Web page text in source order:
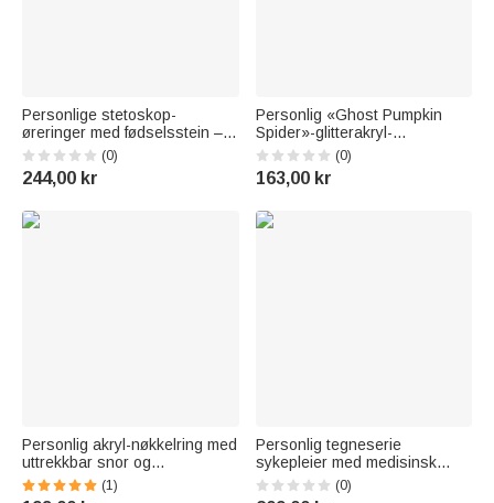
Personlige stetoskop-
øreringer med fødselsstein –
delikate smykker som
takkegave under
sykepleieruken til sykepleiere,
personale
(0)
244,00 kr
Personlig «Ghost Pumpkin
Spider»-glitterakryl-
merkeholder med navn –
Halloween-gave til lege eller
lærer
(0)
163,00 kr
Personlig akryl-nøkkelring med
uttrekkbar snor og
tegneseriefigur fra
helsevesenet, med navn – en
(1)
Personlig tegneserie
sykepleier med medisinsk
utstyr 2026-2028 Planlegger
Spiralbok med ukentlige
(0)